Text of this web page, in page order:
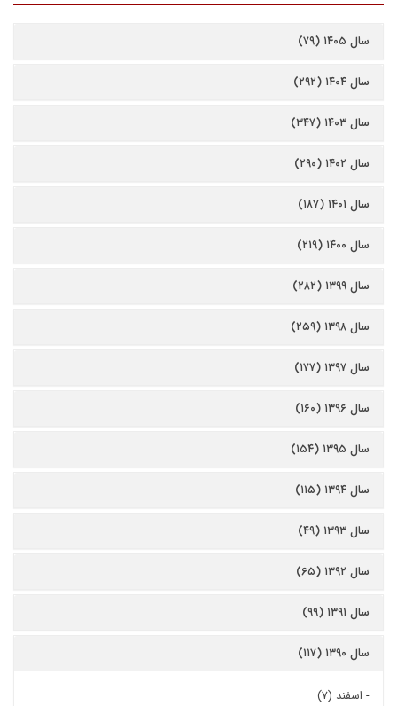
سال ۱۴۰۵ (۷۹)
سال ۱۴۰۴ (۲۹۲)
سال ۱۴۰۳ (۳۴۷)
سال ۱۴۰۲ (۲۹۰)
سال ۱۴۰۱ (۱۸۷)
سال ۱۴۰۰ (۲۱۹)
سال ۱۳۹۹ (۲۸۲)
سال ۱۳۹۸ (۲۵۹)
سال ۱۳۹۷ (۱۷۷)
سال ۱۳۹۶ (۱۶۰)
سال ۱۳۹۵ (۱۵۴)
سال ۱۳۹۴ (۱۱۵)
سال ۱۳۹۳ (۴۹)
سال ۱۳۹۲ (۶۵)
سال ۱۳۹۱ (۹۹)
سال ۱۳۹۰ (۱۱۷)
- اسفند (۷)